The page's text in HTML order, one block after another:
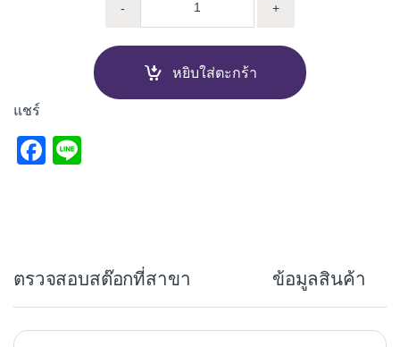
- +
หยิบใส่ตะกร้า
แชร์
F
o
o
ตรวจสอบสต๊อกที่สาขา ข้อมูลสินค้า